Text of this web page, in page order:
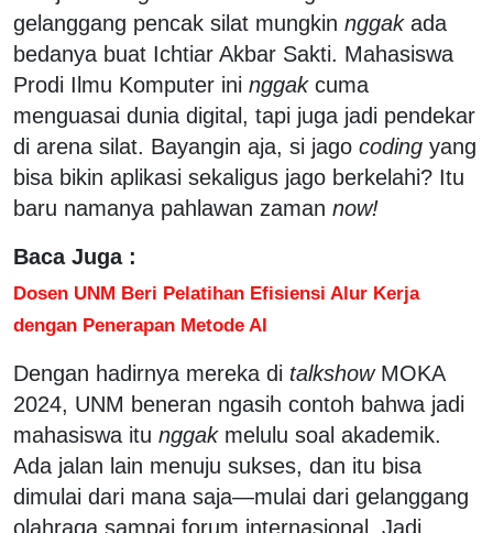
gelanggang pencak silat mungkin nggakada
bedanya buat Ichtiar Akbar Sakti. Mahasiswa
Prodi Ilmu Komputer ini nggakcuma
menguasai dunia digital, tapi juga jadi pendekar
di arena silat. Bayangin aja, si jago coding yang
bisa bikin aplikasi sekaligus jago berkelahi? Itu
baru namanya pahlawan zaman now!
Baca Juga :
Dosen UNM Beri Pelatihan Efisiensi Alur Kerja
dengan Penerapan Metode AI
Dengan hadirnya mereka di talkshowMOKA
2024, UNM beneran ngasih contoh bahwa jadi
mahasiswa itu nggakmelulu soal akademik.
Ada jalan lain menuju sukses, dan itu bisa
dimulai dari mana saja—mulai dari gelanggang
olahraga sampai forum internasional. Jadi,